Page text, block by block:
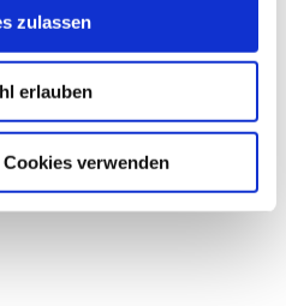
zulassen
erlauben
verwenden